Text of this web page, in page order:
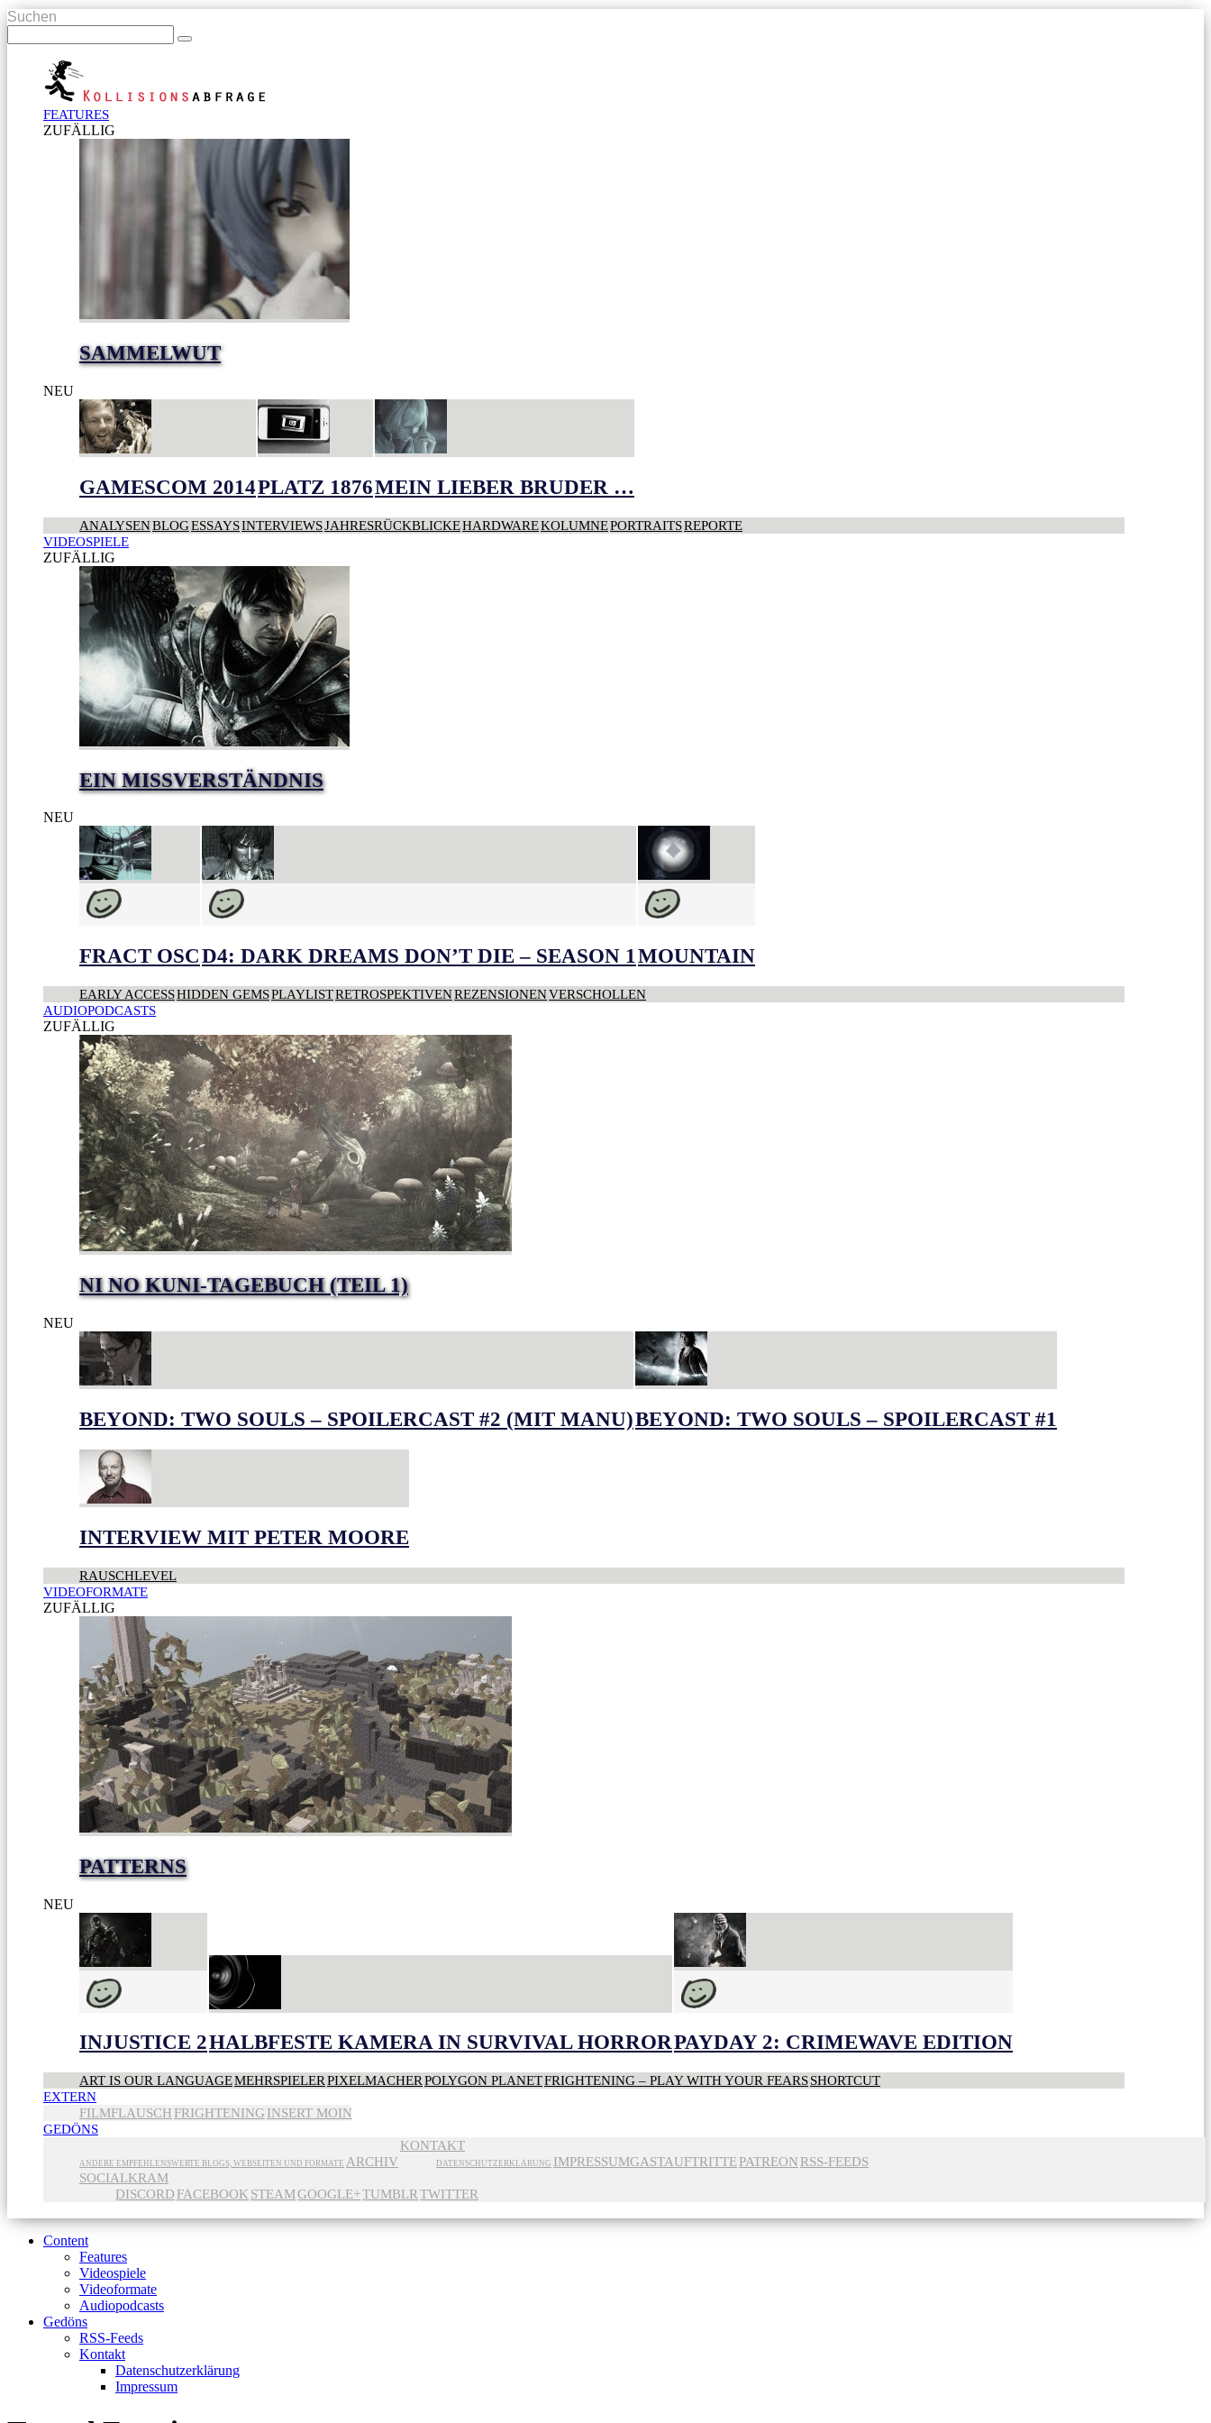
Suchen
FEATURES
ZUFÄLLIG
SAMMELWUT
NEU
GAMESCOM 2014PLATZ 1876MEIN LIEBER BRUDER …
ANALYSENBLOGESSAYSINTERVIEWSJAHRESRÜCKBLICKEHARDWAREKOLUMNEPORTRAITSREPORTE
VIDEOSPIELE
ZUFÄLLIG
EIN MISSVERSTÄNDNIS
NEU
FRACT OSCD4: DARK DREAMS DON’T DIE – SEASON 1MOUNTAIN
EARLY ACCESSHIDDEN GEMSPLAYLISTRETROSPEKTIVENREZENSIONENVERSCHOLLEN
AUDIOPODCASTS
ZUFÄLLIG
NI NO KUNI-TAGEBUCH (TEIL 1)
NEU
BEYOND: TWO SOULS – SPOILERCAST #2 (MIT MANU)BEYOND: TWO SOULS – SPOILERCAST #1
INTERVIEW MIT PETER MOORE
RAUSCHLEVEL
VIDEOFORMATE
ZUFÄLLIG
PATTERNS
NEU
INJUSTICE 2HALBFESTE KAMERA IN SURVIVAL HORRORPAYDAY 2: CRIMEWAVE EDITION
ART IS OUR LANGUAGEMEHRSPIELERPIXELMACHERPOLYGON PLANETFRIGHTENING – PLAY WITH YOUR FEARSSHORTCUT
EXTERN
FILMFLAUSCH FRIGHTENING INSERT MOIN
GEDÖNS
ANDERE EMPFEHLENSWERTE BLOGS, WEBSEITEN UND FORMATE ARCHIV
KONTAKT
DATENSCHUTZERKLÄRUNG IMPRESSUMGASTAUFTRITTEPATREON RSS-FEEDS
SOCIALKRAM
DISCORD FACEBOOK STEAMGOOGLE+TUMBLRTWITTER
Content
Features
Videospiele
Videoformate
Audiopodcasts
Gedöns
RSS-Feeds
Kontakt
Datenschutzerklärung
Impressum